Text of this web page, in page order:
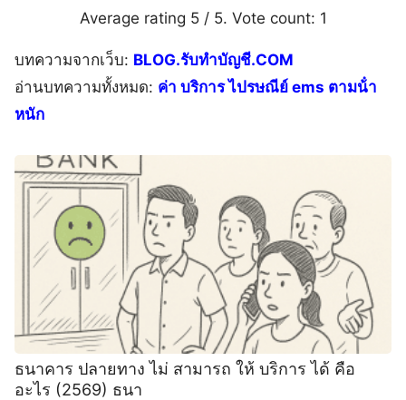
Average rating 5/ 5. Vote count: 1
บทความจากเว็บ: BLOG.รับทำบัญชี.COM
อ่านบทความทั้งหมด: ค่า บริการ ไปรษณีย์ ems ตามน้ํา
หนัก
ธนาคาร ปลายทาง ไม่ สามารถ ให้ บริการ ได้ คือ
อะไร (2569) ธนา